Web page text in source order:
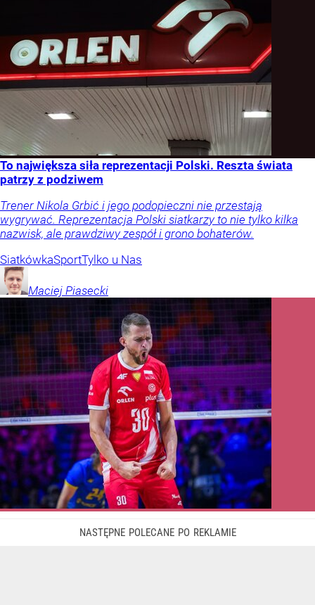
To największa siła reprezentacji Polski. Reszta świata
patrzy z podziwem
Trener Nikola Grbić i jego podopieczni nie przestają
wygrywać. Reprezentacja Polski siatkarzy to nie tylko kilka
nazwisk, ale prawdziwy zespół i grono bohaterów.
SiatkówkaSportTylko u Nas
Maciej Piasecki